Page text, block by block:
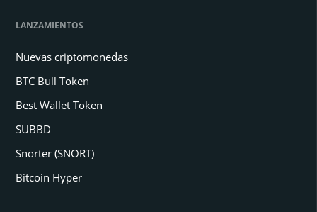
LANZAMIENTOS
Nuevas criptomonedas
BTC Bull Token
Best Wallet Token
SUBBD
Snorter (SNORT)
Bitcoin Hyper